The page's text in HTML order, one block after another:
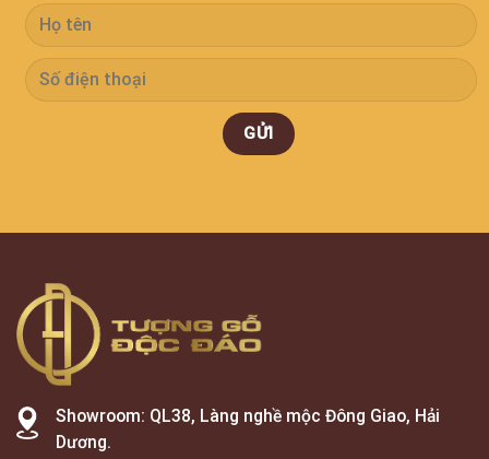
Showroom: QL38, Làng nghề mộc Đông Giao, Hải
Dương.